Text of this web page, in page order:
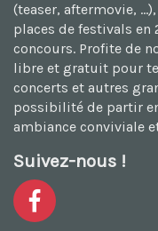
(teaser, aftermovie,
places de festivals en
concours. Profite de
libre et gratuit pour
concerts et autres
possibilité de partir
ambiance conviviale
Suivez-nous !